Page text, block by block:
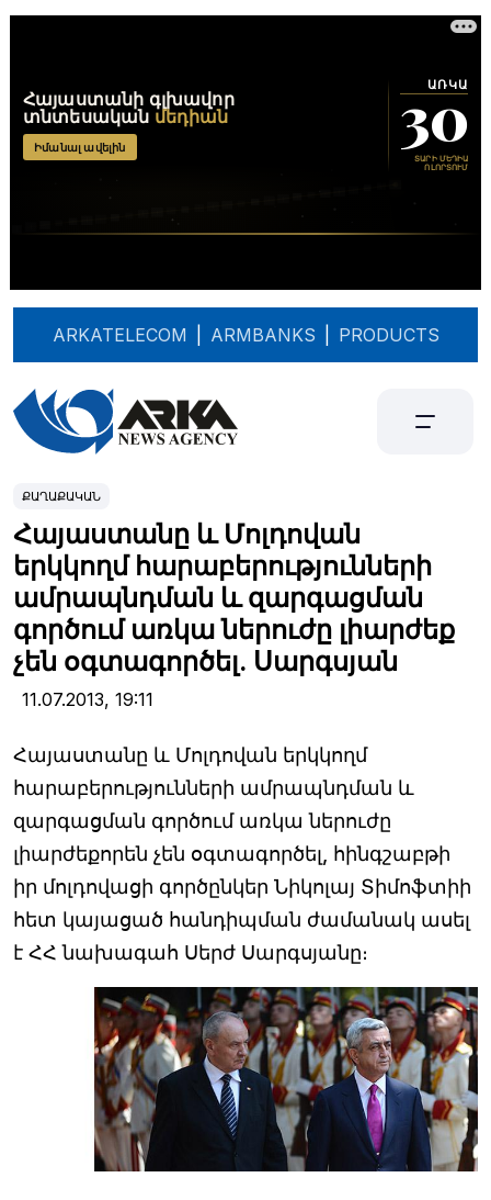
ARKATELECOM ARMBANKS PRODUCTS
ՔԱՂԱՔԱԿԱՆ
Հայաստանը և Մոլդովան
երկկողմ հարաբերությունների
ամրապնդման և զարգացման
գործում առկա ներուժը լիարժեք
չեն օգտագործել. Սարգսյան
11.07.2013, 19:11
Հայաստանը և Մոլդովան երկկողմ
հարաբերությունների ամրապնդման և
զարգացման գործում առկա ներուժը
լիարժեքորեն չեն օգտագործել, հինգշաբթի
իր մոլդովացի գործընկեր Նիկոլայ Տիմոֆտիի
հետ կայացած հանդիպման ժամանակ ասել
է ՀՀ նախագահ Սերժ Սարգսյանը։